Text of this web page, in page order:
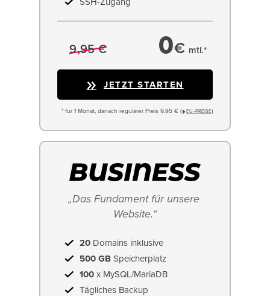
9,95 € 0€ mtl.*
JETZT STARTEN
* für 1 Monat, danach regulärer Preis 9,95 € ( EU−PREISE)
„Das Fundament für unsere
Website.“
20 Domains inklusive
500 GB Speicherplatz
100 x MySQL/MariaDB
Tägliches Backup